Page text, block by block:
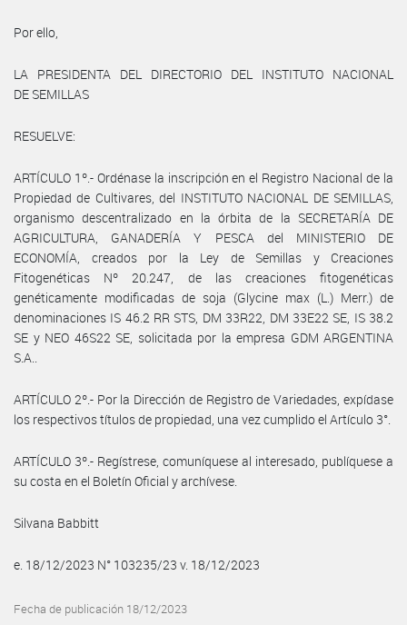
Por ello,
LA PRESIDENTA DEL DIRECTORIO DEL INSTITUTO NACIONAL
DE SEMILLAS
RESUELVE:
ARTÍCULO 1º.- Ordénase la inscripción en el Registro Nacional de la
Propiedad de Cultivares, del INSTITUTO NACIONAL DE SEMILLAS,
organismo descentralizado en la órbita de la SECRETARÍA DE
AGRICULTURA, GANADERÍA Y PESCA del MINISTERIO DE
ECONOMÍA, creados por la Ley de Semillas y Creaciones
Fitogenéticas Nº 20.247, de las creaciones fitogenéticas
genéticamente modificadas de soja (Glycine max (L.) Merr.) de
denominaciones IS 46.2 RR STS, DM 33R22, DM 33E22 SE, IS 38.2
SE y NEO 46S22 SE, solicitada por la empresa GDM ARGENTINA
S.A..
ARTÍCULO 2º.- Por la Dirección de Registro de Variedades, expídase
los respectivos títulos de propiedad, una vez cumplido el Artículo 3°.
ARTÍCULO 3º.- Regístrese, comuníquese al interesado, publíquese a
su costa en el Boletín Oficial y archívese.
Silvana Babbitt
e. 18/12/2023 N° 103235/23 v. 18/12/2023
Fecha de publicación 18/12/2023